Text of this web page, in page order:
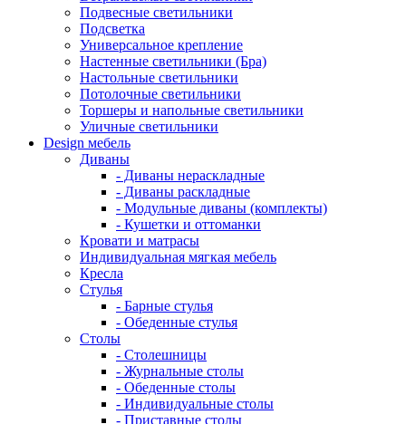
Подвесные светильники
Подсветка
Универсальное крепление
Настенные светильники (Бра)
Настольные светильники
Потолочные светильники
Торшеры и напольные светильники
Уличные светильники
Design мебель
Диваны
- Диваны нераскладные
- Диваны раскладные
- Модульные диваны (комплекты)
- Кушетки и оттоманки
Кровати и матрасы
Индивидуальная мягкая мебель
Кресла
Стулья
- Барные стулья
- Обеденные стулья
Столы
- Столешницы
- Журнальные столы
- Обеденные столы
- Индивидуальные столы
- Приставные столы